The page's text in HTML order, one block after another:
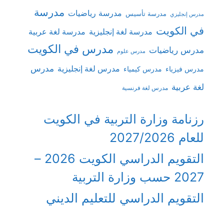
مدرس إنجليزي مدرسة تأسيس مدرسة رياضيات مدرسة
في الكويت مدرسة لغة إنجليزية مدرسة لغة عربية
مدرس رياضيات مدرس علوم مدرس في الكويت
مدرس فيزياء مدرس كيمياء مدرس لغة إنجليزية مدرس
لغة عربية مدرس لغة فرنسية
رزنامة وزارة التربية في الكويت
للعام 2027/2026
التقويم الدراسي الكويت 2026 –
2027 حسب وزارة التربية
التقويم الدراسي للتعليم الديني